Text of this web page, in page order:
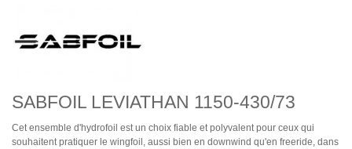
SABFOIL LEVIATHAN 1150-430/73
Cet ensemble d'hydrofoil est un choix fiable et polyvalent pour ceux qui
souhaitent pratiquer le wingfoil, aussi bien en downwind qu'en freeride, dans